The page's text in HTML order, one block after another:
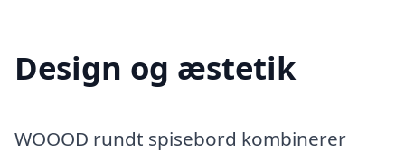
Design og æstetik
WOOOD rundt spisebord kombinerer